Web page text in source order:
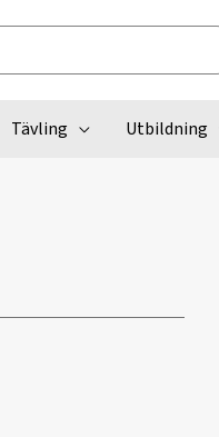
Tävling Utbildning